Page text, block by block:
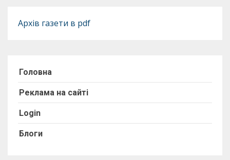
Архів газети в pdf
Головна
Реклама на сайті
Login
Блоги